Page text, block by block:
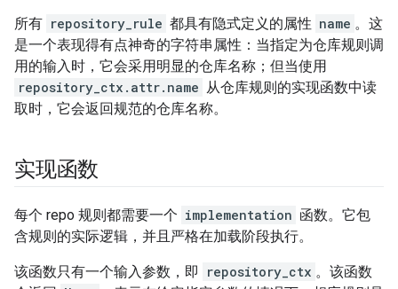
所有 repository_rule 都具有隐式定义的属性 name 。这
是一个表现得有点神奇的字符串属性：当指定为仓库规则调
用的输入时，它会采用明显的仓库名称；但当使用
repository_ctx.attr.name 从仓库规则的实现函数中读
取时，它会返回规范的仓库名称。
实现函数
每个 repo 规则都需要一个 implementation 函数。它包
含规则的实际逻辑，并且严格在加载阶段执行。
该函数只有一个输入参数，即 repository_ctx 。该函数